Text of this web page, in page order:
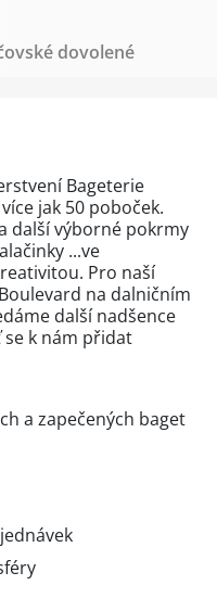
dovolené
Bageterie
jak 50 poboček.
další výborné pokrmy
...ve
Pro naší
na dalničním
další nadšence
k nám přidat
a zapečených baget